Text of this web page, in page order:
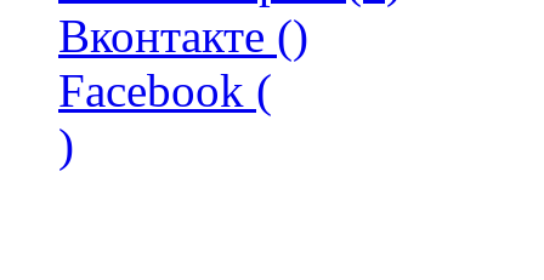
Вконтакте ()
Facebook (
)